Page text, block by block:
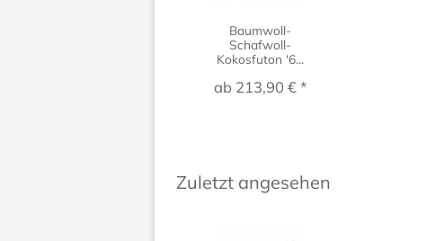
Baumwoll-
Schafwoll-
Kokosfuton '6...
ab 213,90 € *
Zuletzt angesehen